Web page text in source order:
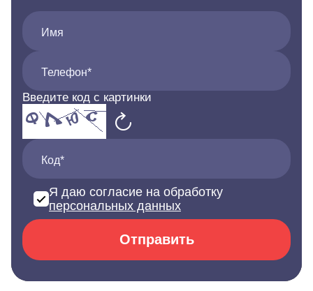
Имя
Телефон*
Введите код с картинки
Код*
Я даю согласие на обработку
персональных данных
Отправить